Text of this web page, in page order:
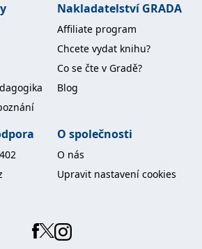
Nakladatelství GRADA
Affiliate program
Chcete vydat knihu?
Co se čte v Gradě?
Blog
O společnosti
O nás
Upravit nastavení cookies